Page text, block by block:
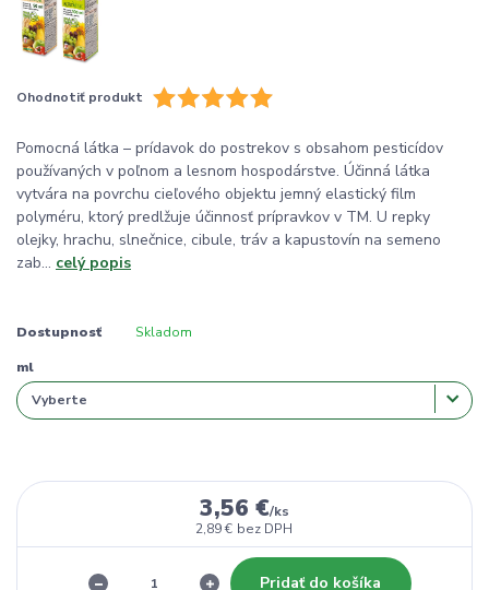
Ohodnotiť produkt
Pomocná látka – prídavok do postrekov s obsahom pesticídov
používaných v poľnom a lesnom hospodárstve. Účinná látka
vytvára na povrchu cieľového objektu jemný elastický film
polyméru, ktorý predlžuje účinnosť prípravkov v TM. U repky
olejky, hrachu, slnečnice, cibule, tráv a kapustovín na semeno
zab... celý popis
Dostupnosť Skladom
ml
3,56 €/ks
2,89 € bez DPH
Pridať do košíka